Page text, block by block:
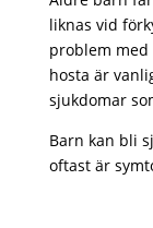
liknas vid
problem
hosta är
sjukdomar
Barn kan bli
oftast är